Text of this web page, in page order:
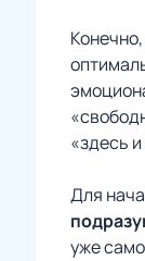
«здесь
Для
уже